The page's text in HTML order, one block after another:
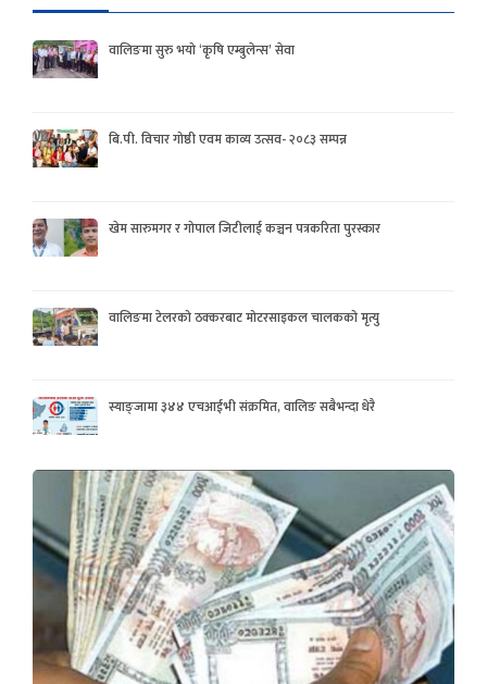
वालिङमा सुरु भयो ‘कृषि एम्बुलेन्स’ सेवा
बि.पी. विचार गोष्ठी एवम काव्य उत्सव- २०८३ सम्पन्न
खेम सारुमगर र गोपाल जिटीलाई कञ्चन पत्रकरिता पुरस्कार
वालिङमा टेलरको ठक्करबाट मोटरसाइकल चालकको मृत्यु
स्याङ्जामा ३४४ एचआईभी संक्रमित, वालिङ सबैभन्दा धेरै